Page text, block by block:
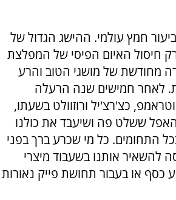
ביעור חמץ עולמי. ההישג הגדול של
חיסול האיום הפיסי של המפלצת
מחודשת של מושגי הטוב והרע
לאחר חמישים שנה הרעלה
כצ'רצ'יל ורוזוולט בשעתו,
ששלט פה ושיעבד את כולנו
התחומים. כל מי שכרע ברך בפני
להשאיר אותנו בשעבוד מיצרי
כסף או בעבור תחושת פייק נאורות